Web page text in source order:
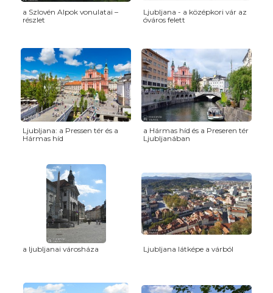
a Szlovén Alpok vonulatai –
részlet
Ljubljana - a középkori vár az
óváros felett
Ljubljana: a Pressen tér és a
Hármas híd
a Hármas híd és a Preseren tér
Ljubljanában
a ljubljanai városháza Ljubljana látképe a várból